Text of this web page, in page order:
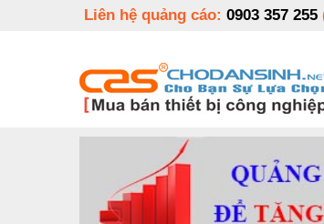
Liên hệ quảng cáo: 0903 357 255